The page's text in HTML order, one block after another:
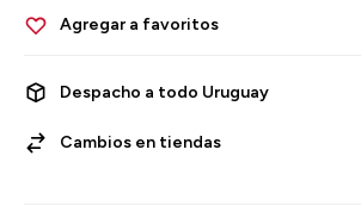
Despacho a todo Uruguay
Cambios en tiendas